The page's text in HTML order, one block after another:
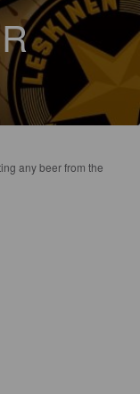
any beer from the